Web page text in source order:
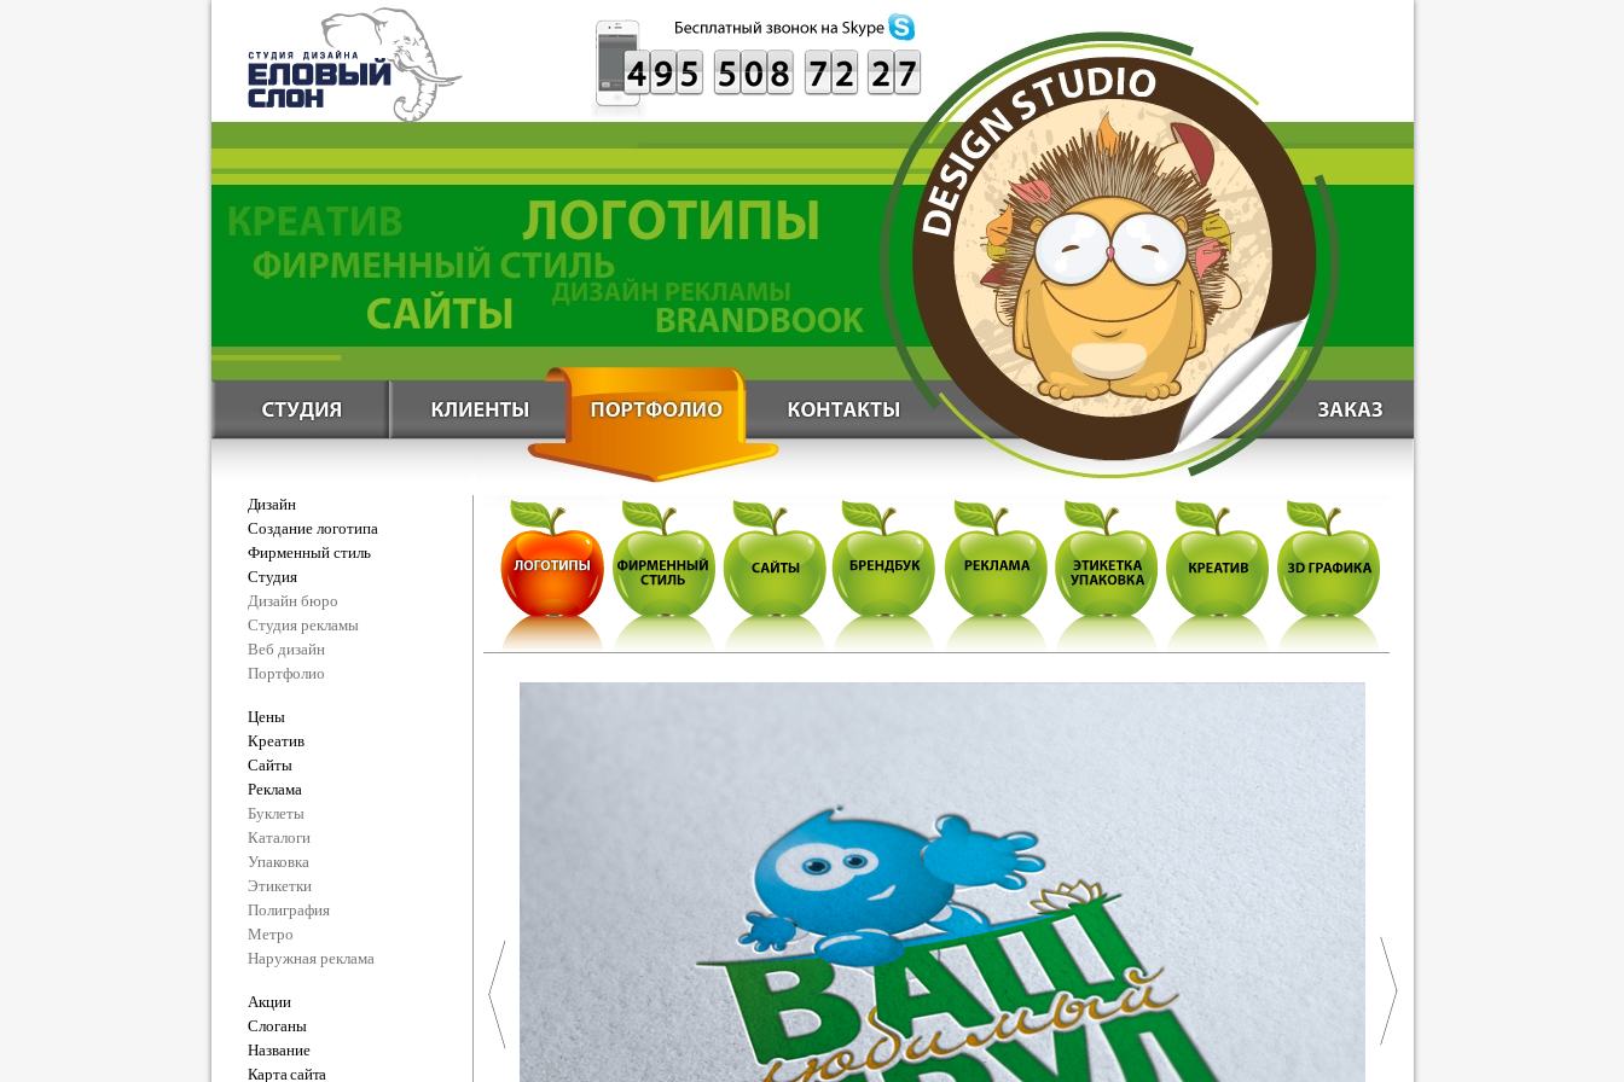
Дизайн
Создание логотипа
Фирменный стиль
Студия
Дизайн бюро
Студия рекламы
Веб дизайн
Портфолио
Цены
Креатив
Сайты
Реклама
Буклеты
Каталоги
Упаковка
Этикетки
Полиграфия
Метро
Наружная реклама
Акции
Слоганы
Название
Карта сайта